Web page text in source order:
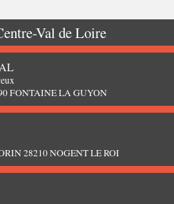
Val de Loire
FONTAINE LA GUYON
28210 NOGENT LE ROI